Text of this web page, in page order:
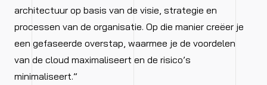
architectuur op basis van de visie, strategie en
processen van de organisatie. Op die manier creëer je
een gefaseerde overstap, waarmee je de voordelen
van de cloud maximaliseert en de risico’s
minimaliseert.”